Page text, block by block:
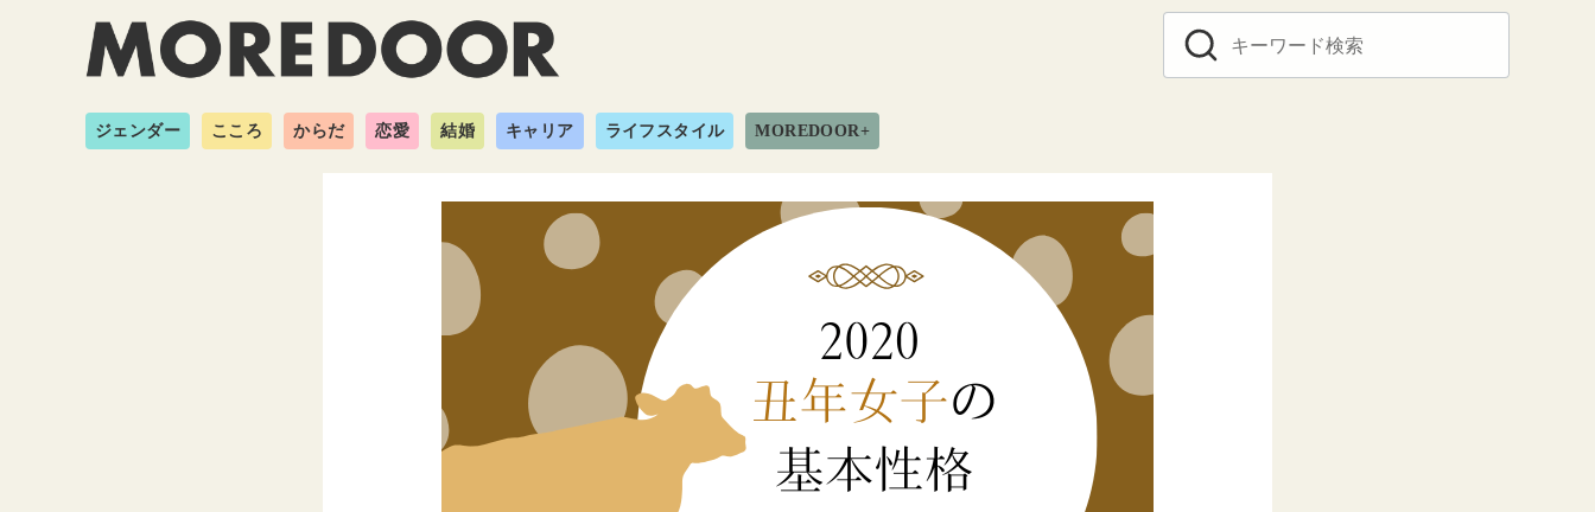
ジェンダー こころ からだ 恋愛 結婚 キャリア ライフスタイル MOREDOOR+